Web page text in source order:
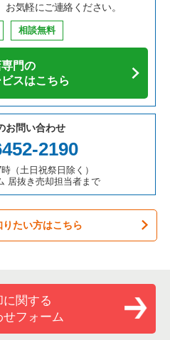
の案件一覧
覧
却物件の案件一覧
案件一覧
一覧
の案件一覧
却物件の案件一覧
き売却物件の案件一覧
件の案件一覧
件の案件一覧
件の案件一覧
件の案件一覧
件の案件一覧
件の案件一覧
件の案件一覧
気軽にご連絡ください。
相談無料
門の
スはこちら
お問い合わせ
2190
（土日祝祭日除く）
居抜き売却担当者まで
たい方はこちら
に関する
せフォーム